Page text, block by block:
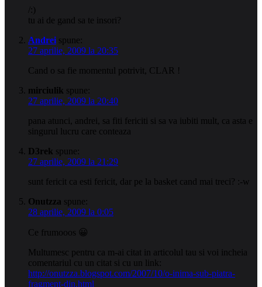
/:)
tu ai de gand sa te insori?
Andrei spune:
27 aprilie, 2009 la 20:35
Cand o sa fie momentul potrivit, CLAR !
mirciulik spune:
27 aprilie, 2009 la 20:40
pana atunci, andrei, sa fiti fericiti si sa va iubiti mult, ca asta e
singurul lucru care conteaza
D3rek spune:
27 aprilie, 2009 la 21:29
sunt fericit ca esti fericit, dar pe la basket cand mai treci? :-w
Onutzza spune:
28 aprilie, 2009 la 0:05
Ce frumooos 😀
Multumesc pentru ca m-ai citat in articolul tau si voi incheia
comentariul cu un citat si cu un link:
http://onutzza.blogspot.com/2007/10/o-inima-sub-piatra-
fragment-din.html